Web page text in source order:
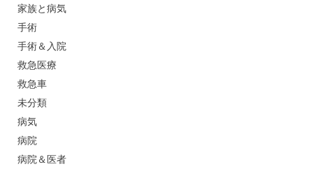
家族と病気
手術
手術＆入院
救急医療
救急車
未分類
病気
病院
病院＆医者